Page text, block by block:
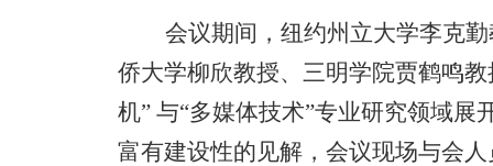
会议期间，纽约州立大学李克
侨大学柳欣教授、三明学院贾鹤鸣
机” 与“多媒体技术”专业研究领域
富有建设性的见解，会议现场与会